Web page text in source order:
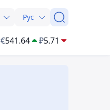
Рус
€541.64 ₽5.71